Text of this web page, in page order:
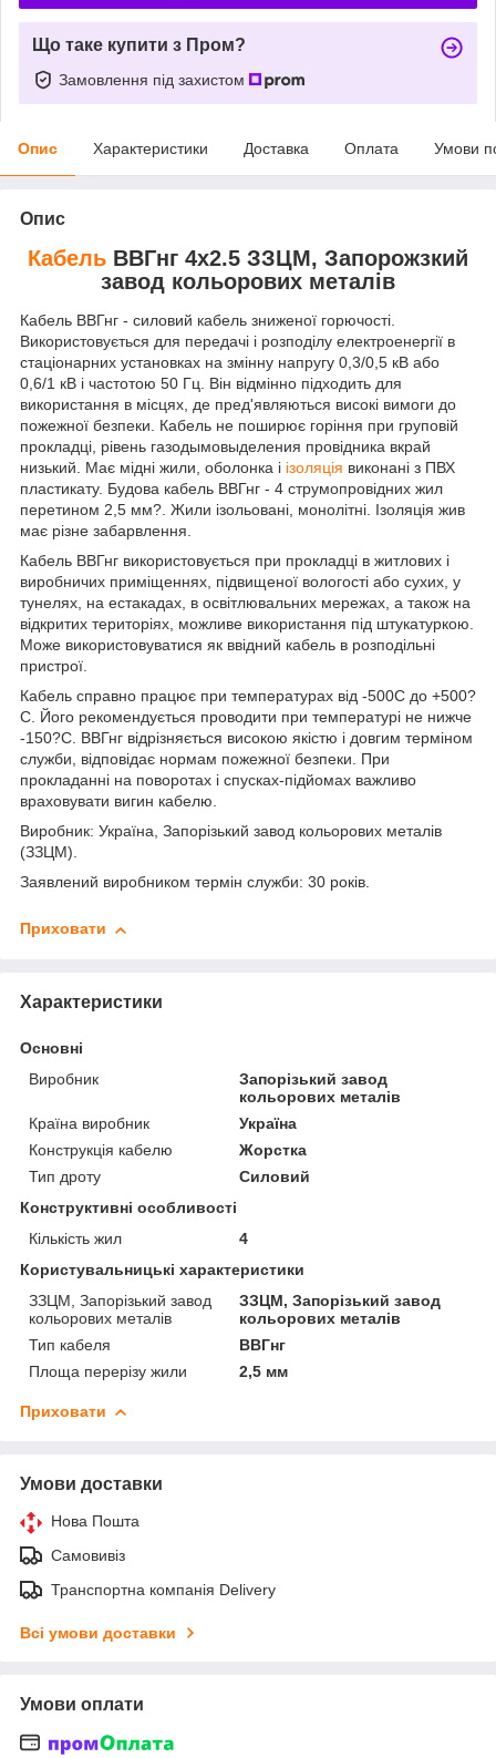
Що таке купити з Пром?
Замовлення під захистом
Опис Характеристики Доставка Оплата Умови
Опис
Кабель ВВГнг 4х2.5 ЗЗЦМ, Запорожзкий
завод кольорових металів
Кабель ВВГнг - силовий кабель зниженої горючості.
Використовується для передачі і розподілу електроенергії в
стаціонарних установках на змінну напругу 0,3/0,5 кВ або
0,6/1 кВ і частотою 50 Гц. Він відмінно підходить для
використання в місцях, де пред'являються високі вимоги до
пожежної безпеки. Кабель не поширює горіння при груповій
прокладці, рівень газодымовыделения провідника вкрай
низький. Має мідні жили, оболонка і ізоляція виконані з ПВХ
пластикату. Будова кабель ВВГнг - 4 струмопровідних жил
перетином 2,5 мм?. Жили ізольовані, монолітні. Ізоляція жив
має різне забарвлення.
Кабель ВВГнг використовується при прокладці в житлових і
виробничих приміщеннях, підвищеної вологості або сухих, у
тунелях, на естакадах, в освітлювальних мережах, а також на
відкритих територіях, можливе використання під штукатуркою.
Може використовуватися як ввідний кабель в розподільні
пристрої.
Кабель справно працює при температурах від -500С до +500?
С. Його рекомендується проводити при температурі не нижче
-150?С. ВВГнг відрізняється високою якістю і довгим терміном
служби, відповідає нормам пожежної безпеки. При
прокладанні на поворотах і спусках-підйомах важливо
враховувати вигин кабелю.
Виробник: Україна, Запорізький завод кольорових металів
(ЗЗЦМ).
Заявлений виробником термін служби: 30 років.
Приховати
Характеристики
Основні
Виробник
Запорізький завод
кольорових металів
Країна виробник
Україна
Конструкція кабелю
Жорстка
Тип дроту
Силовий
Конструктивні особливості
Кількість жил
4
Користувальницькі характеристики
ЗЗЦМ, Запорізький завод
кольорових металів
ЗЗЦМ, Запорізький завод
кольорових металів
Тип кабеля
ВВГнг
Площа перерізу жили
2,5 мм
Приховати
Умови доставки
Нова Пошта
Самовивіз
Транспортна компанія Delivery
Всі умови доставки
Умови оплати